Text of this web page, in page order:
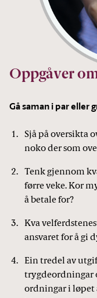
Oppgåver
Gå saman i par eller
Sjå på oversikta
noko der som
Tenk gjennom
førre veke. Kor
å betale for?
Kva
ansvaret for å gi
Ein tredel av
trygdeordningar
ordningar i løpet
Foto: Pexels